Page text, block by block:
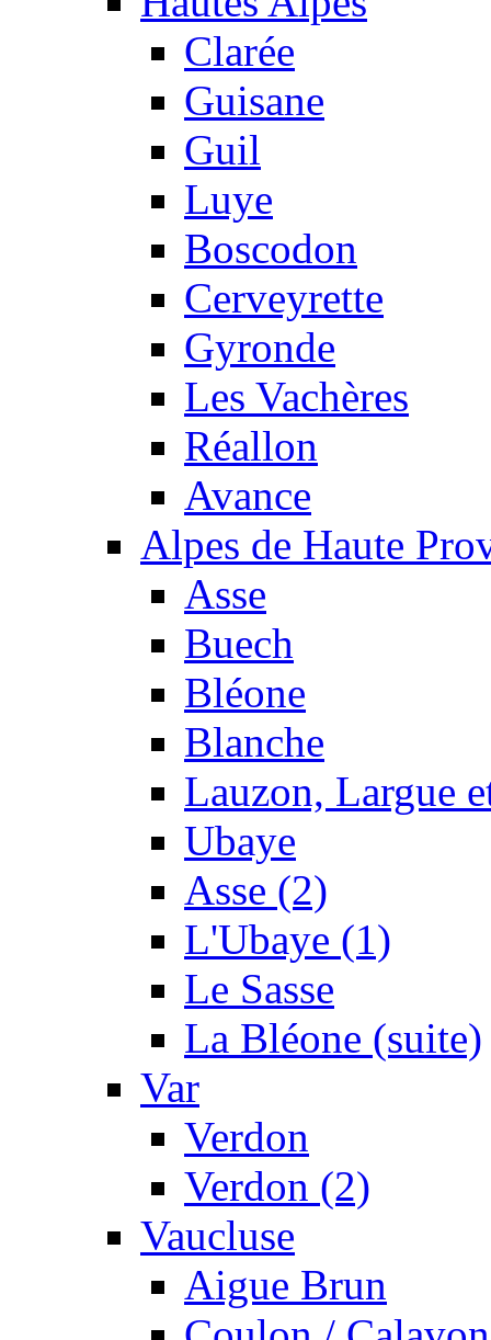
Clarée
Guisane
Guil
Luye
Boscodon
Cerveyrette
Gyronde
Les Vachères
Réallon
Avance
Alpes de Haute
Asse
Buech
Bléone
Blanche
Lauzon, Largue
Ubaye
Asse (2)
L'Ubaye (1)
Le Sasse
La Bléone (suite)
Var
Verdon
Verdon (2)
Vaucluse
Aigue Brun